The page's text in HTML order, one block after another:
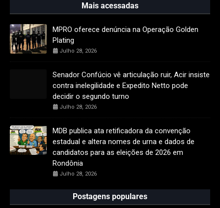
Mais acessadas
MPRO oferece denúncia na Operação Golden
Plating
Julho 28, 2026
Senador Confúcio vê articulação ruir, Acir insiste
contra inelegilidade e Expedito Netto pode
decidir o segundo turno
Julho 28, 2026
MDB publica ata retificadora da convenção
estadual e altera nomes de urna e dados de
candidatos para as eleições de 2026 em
Rondônia
Julho 28, 2026
Postagens populares